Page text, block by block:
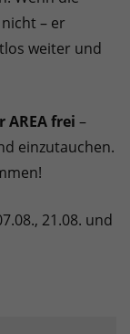
– er
weiter und
frei –
einzutauchen.
21.08. und